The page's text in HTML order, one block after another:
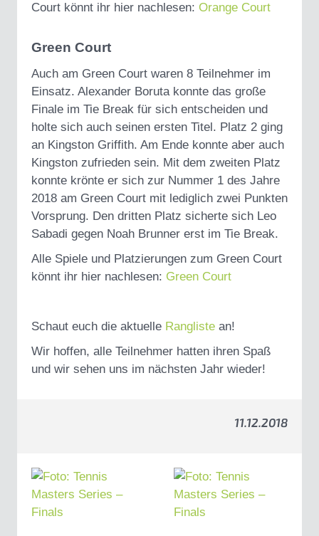
Court könnt ihr hier nachlesen: Orange Court
Green Court
Auch am Green Court waren 8 Teilnehmer im
Einsatz. Alexander Boruta konnte das große
Finale im Tie Break für sich entscheiden und
holte sich auch seinen ersten Titel. Platz 2 ging
an Kingston Griffith. Am Ende konnte aber auch
Kingston zufrieden sein. Mit dem zweiten Platz
konnte krönte er sich zur Nummer 1 des Jahre
2018 am Green Court mit lediglich zwei Punkten
Vorsprung. Den dritten Platz sicherte sich Leo
Sabadi gegen Noah Brunner erst im Tie Break.
Alle Spiele und Platzierungen zum Green Court
könnt ihr hier nachlesen: Green Court
Schaut euch die aktuelle Rangliste an!
Wir hoffen, alle Teilnehmer hatten ihren Spaß
und wir sehen uns im nächsten Jahr wieder!
11.12.2018